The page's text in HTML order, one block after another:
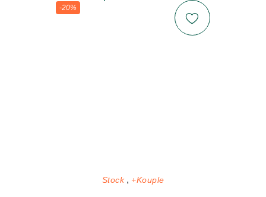
-20%
Stock +Kouple